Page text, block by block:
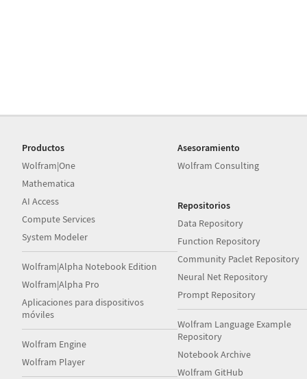
Productos
Wolfram|One
Mathematica
AI Access
Compute Services
System Modeler
Wolfram|Alpha Notebook Edition
Wolfram|Alpha Pro
Aplicaciones para dispositivos
móviles
Wolfram Engine
Wolfram Player
Asesoramiento
Wolfram Consulting
Repositorios
Data Repository
Function Repository
Community Paclet Repository
Neural Net Repository
Prompt Repository
Wolfram Language Example
Repository
Notebook Archive
Wolfram GitHub